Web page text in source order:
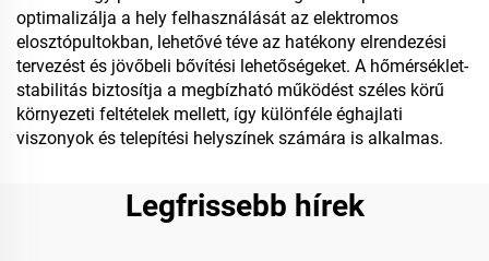
optimalizálja a hely felhasználását az elektromos
elosztópultokban, lehetővé téve az hatékony elrendezési
tervezést és jövőbeli bővítési lehetőségeket. A hőmérséklet-
stabilitás biztosítja a megbízható működést széles körű
környezeti feltételek mellett, így különféle éghajlati
viszonyok és telepítési helyszínek számára is alkalmas.
Legfrissebb hírek